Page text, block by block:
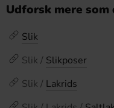
Udforsk mere som
Slik
Slik / Slikposer
Slik / Lakrids